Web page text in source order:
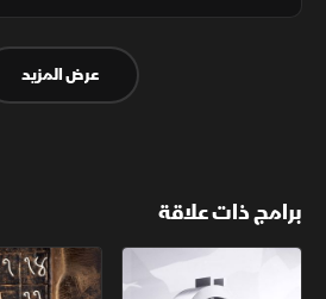
عرض المزيد
برامج ذات علاقة
الأسواق الأميركية ملحمة الأرقام